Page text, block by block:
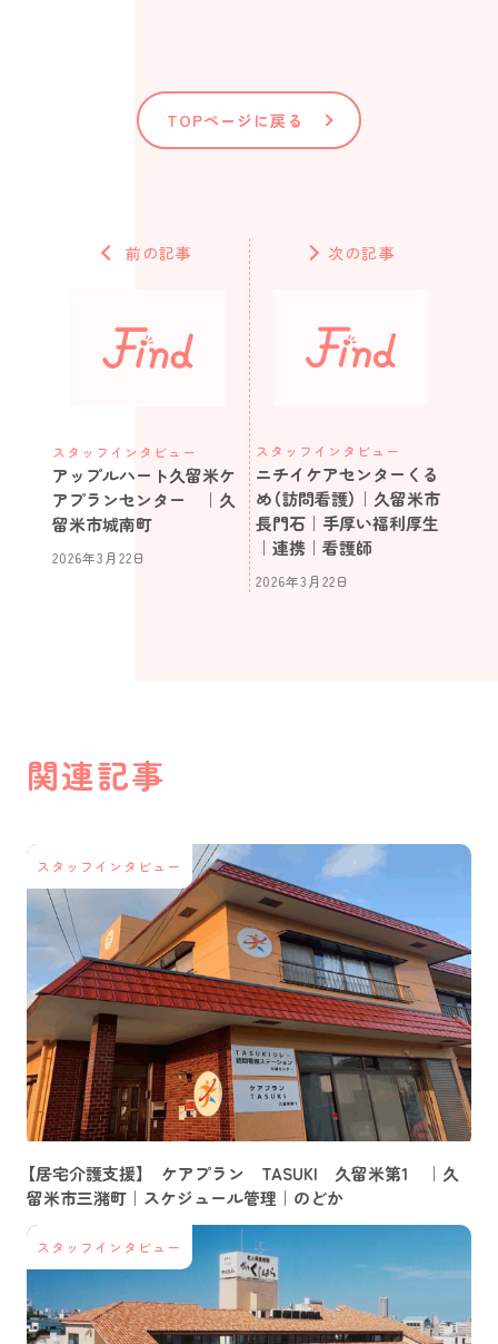
TOPページに戻る
前の記事
スタッフインタビュー
アップルハート久留米ケ
アプランセンター ｜久
留米市城南町
2026年3月22日
次の記事
スタッフインタビュー
ニチイケアセンターくる
め（訪問看護）｜久留米市
長門石｜手厚い福利厚生
｜連携｜看護師
2026年3月22日
関連記事
スタッフインタビュー
【居宅介護支援】 ケアプラン TASUKI 久留米第1 ｜久
留米市三潴町｜スケジュール管理｜のどか
スタッフインタビュー